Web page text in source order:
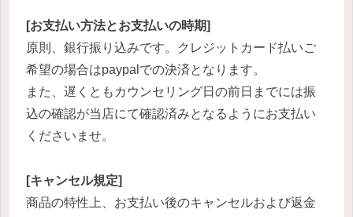
[お支払い方法とお支払いの時期]
原則、銀行振り込みです。クレジットカード払いご
希望の場合はpaypalでの決済となります。
また、遅くともカウンセリング日の前日までには振
込の確認が当店にて確認済みとなるようにお支払い
くださいませ。
[キャンセル規定]
商品の特性上、お支払い後のキャンセルおよび返金